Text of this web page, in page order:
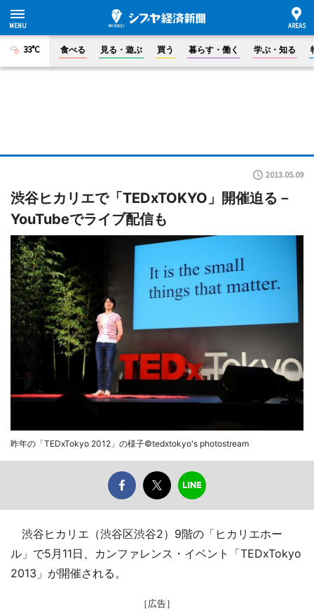
33°C 食べる 見る・遊ぶ 買う 暮らす・働く 学ぶ・知る
2013.05.09
渋谷ヒカリエで「TEDxTOKYO」開催迫る－
YouTubeでライブ配信も
昨年の「TEDxTokyo 2012」の様子©tedxtokyo's photostream
渋谷ヒカリエ（渋谷区渋谷2）9階の「ヒカリエホー
ル」で5月11日、カンファレンス・イベント「TEDxTokyo
2013」が開催される。
［広告］